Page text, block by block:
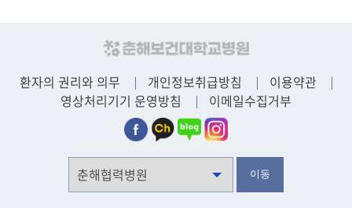
환자의 권리와 의무 개인정보취급방침
이용약관
영상처리기기 운영방침
이메일수집거부